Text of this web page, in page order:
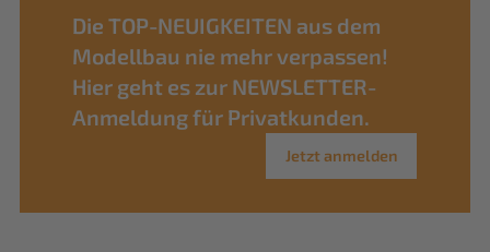
Die TOP-NEUIGKEITEN aus dem
Modellbau nie mehr verpassen!
Hier geht es zur NEWSLETTER-
Anmeldung für Privatkunden.
Jetzt anmelden